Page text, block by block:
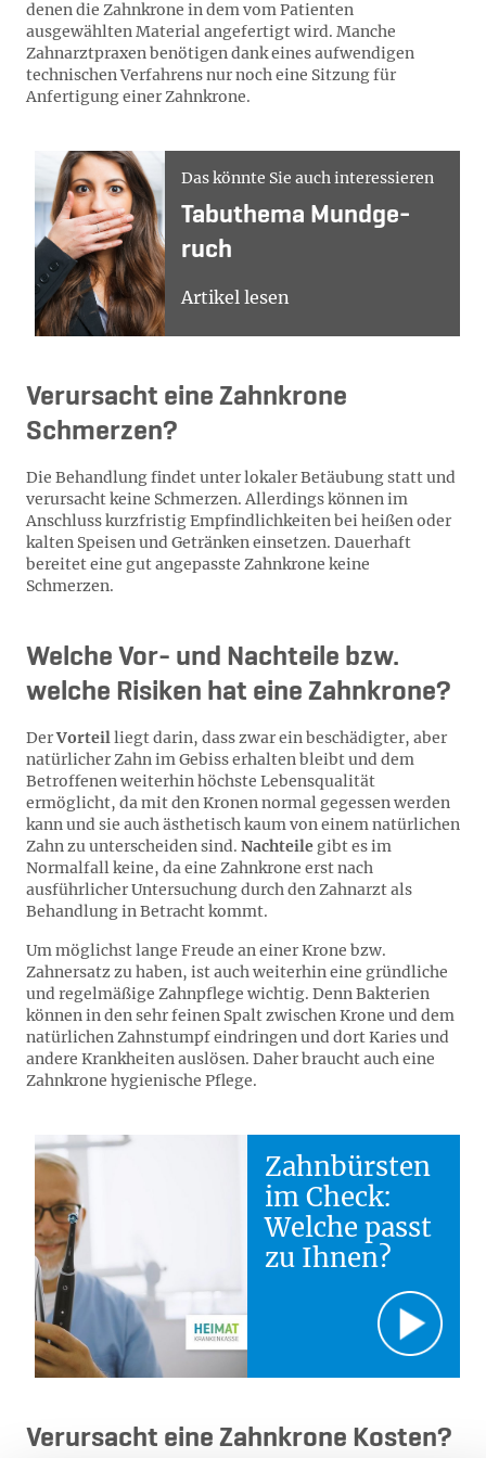
denen die Zahnkrone in dem vom Patienten
ausgewählten Material angefertigt wird. Manche
Zahnarztpraxen benötigen dank eines aufwendigen
technischen Verfahrens nur noch eine Sitzung für
Anfertigung einer Zahnkrone.
Das könnte Sie auch interessieren
Ta­bu­the­ma Mund­ge­
ruch
Artikel lesen
Verursacht eine Zahnkrone
Schmerzen?
Die Behandlung findet unter lokaler Betäubung statt und
verursacht keine Schmerzen. Allerdings können im
Anschluss kurzfristig Empfindlichkeiten bei heißen oder
kalten Speisen und Getränken einsetzen. Dauerhaft
bereitet eine gut angepasste Zahnkrone keine
Schmerzen.
Welche Vor- und Nachteile bzw.
welche Risiken hat eine Zahnkrone?
DerVorteilliegt darin, dass zwar ein beschädigter, aber
natürlicher Zahn im Gebiss erhalten bleibt und dem
Betroffenen weiterhin höchste Lebensqualität
ermöglicht, da mit den Kronen normal gegessen werden
kann und sie auch ästhetisch kaum von einem natürlichen
Zahn zu unterscheiden sind. Nachteile gibt es im
Normalfall keine, da eine Zahnkrone erst nach
ausführlicher Untersuchung durch den Zahnarzt als
Behandlung in Betracht kommt.
Um möglichst lange Freude an einer Krone bzw.
Zahnersatz zu haben, ist auch weiterhin eine gründliche
und regelmäßige Zahnpflege wichtig. Denn Bakterien
können in den sehr feinen Spalt zwischen Krone und dem
natürlichen Zahnstumpf eindringen und dort Karies und
andere Krankheiten auslösen. Daher braucht auch eine
Zahnkrone hygienische Pflege.
Zahnbürsten
im Check:
Welche passt
zu Ihnen?
Verursacht eine Zahnkrone Kosten?